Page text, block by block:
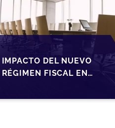
IMPACTO DEL NUEVO
RÉGIMEN FISCAL EN
PYMES EN ESPAÑA